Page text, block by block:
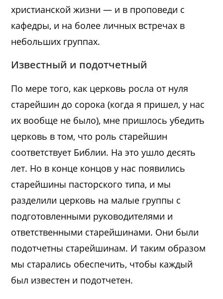
христианской жизни — и в проповеди с
кафедры, и на более личных встречах в
небольших группах.
Известный и подотчетный
По мере того, как церковь росла от нуля
старейшин до сорока (когда я пришел, у нас
их вообще не было), мне пришлось убедить
церковь в том, что роль старейшин
соответствует Библии. На это ушло десять
лет. Но в конце концов у нас появились
старейшины пасторского типа, и мы
разделили церковь на малые группы с
подготовленными руководителями и
ответственными старейшинами. Они были
подотчетны старейшинам. И таким образом
мы старались обеспечить, чтобы каждый
был известен и подотчетен.